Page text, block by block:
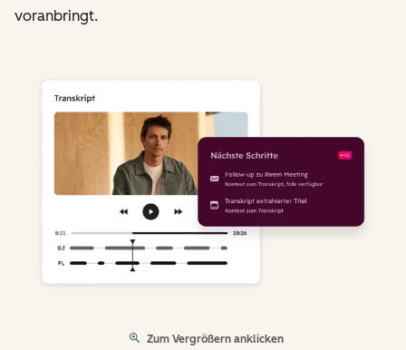
voranbringt.
Zum Vergrößern anklicken